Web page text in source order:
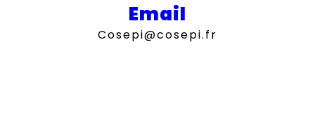
Email
cosepi@cosepi.fr